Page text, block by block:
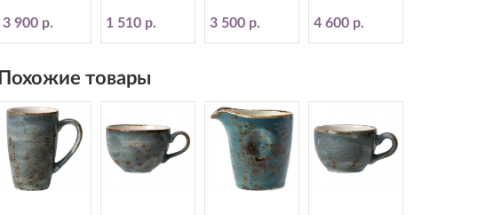
(Стилайт)
11300367
3 900 р.
(Стилайт)
11310152
1 510 р.
Steelite
(Стилайт)
3 500 р.
Craft Blue
Steelite
4 600 р.
Похожие товары